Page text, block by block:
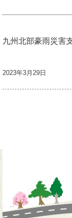
九州北部豪雨災害
2023年3月29日